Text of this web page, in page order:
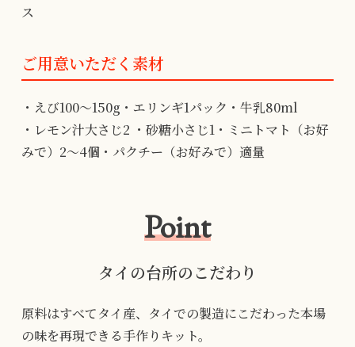
ス
ご用意いただく素材
・えび100～150g・エリンギ1パック・牛乳80ml
・レモン汁大さじ2 ・砂糖小さじ1・ミニトマト（お好
みで）2～4個・パクチー（お好みで）適量
Point
タイの台所のこだわり
原料はすべてタイ産、タイでの製造にこだわった本場
の味を再現できる手作りキット。